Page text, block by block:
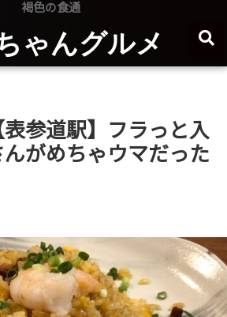
褐色の食通
ゃんグルメ
参道駅】フラっと入
んがめちゃウマだった